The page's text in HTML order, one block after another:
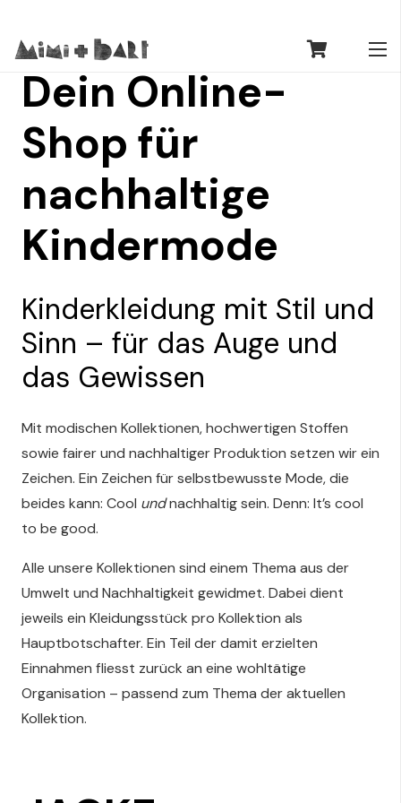
Dein Online-
Shop für
nachhaltige
Kindermode
Kinderkleidung mit Stil und
Sinn – für das Auge und
das Gewissen
Mit modischen Kollektionen, hochwertigen Stoffen
sowie fairer und nachhaltiger Produktion setzen wir ein
Zeichen. Ein Zeichen für selbstbewusste Mode, die
beides kann: Cool undnachhaltig sein. Denn: It’s cool
to be good.
Alle unsere Kollektionen sind einem Thema aus der
Umwelt und Nachhaltigkeit gewidmet. Dabei dient
jeweils ein Kleidungsstück pro Kollektion als
Hauptbotschafter. Ein Teil der damit erzielten
Einnahmen fliesst zurück an eine wohltätige
Organisation – passend zum Thema der aktuellen
Kollektion.